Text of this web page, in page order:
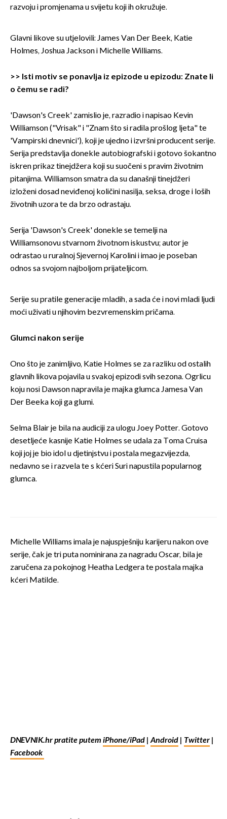
razvoju i promjenama u svijetu koji ih okružuje.
Glavni likove su utjelovili: James Van Der Beek, Katie
Holmes, Joshua Jackson i Michelle Williams.
>> Isti motiv se ponavlja iz epizode u epizodu: Znate li
o čemu se radi?
'Dawson's Creek' zamislio je, razradio i napisao Kevin
Williamson ("Vrisak" i "Znam što si radila prošlog ljeta" te
'Vampirski dnevnici'), koji je ujedno i izvršni producent serije.
Serija predstavlja donekle autobiografski i gotovo šokantno
iskren prikaz tinejdžera koji su suočeni s pravim životnim
pitanjima. Williamson smatra da su današnji tinejdžeri
izloženi dosad neviđenoj količini nasilja, seksa, droge i loših
životnih uzora te da brzo odrastaju.
Serija 'Dawson's Creek' donekle se temelji na
Williamsonovu stvarnom životnom iskustvu; autor je
odrastao u ruralnoj Sjevernoj Karolini i imao je poseban
odnos sa svojom najboljom prijateljicom.
Serije su pratile generacije mladih, a sada će i novi mladi ljudi
moći uživati u njihovim bezvremenskim pričama.
Glumci nakon serije
Ono što je zanimljivo, Katie Holmes se za razliku od ostalih
glavnih likova pojavila u svakoj epizodi svih sezona. Ogrlicu
koju nosi Dawson napravila je majka glumca Jamesa Van
Der Beeka koji ga glumi.
Selma Blair je bila na audiciji za ulogu Joey Potter. Gotovo
desetljeće kasnije Katie Holmes se udala za Toma Cruisa
koji joj je bio idol u djetinjstvu i postala megazvijezda,
nedavno se i razvela te s kćeri Suri napustila popularnog
glumca.
Michelle Williams imala je najuspješniju karijeru nakon ove
serije, čak je tri puta nominirana za nagradu Oscar, bila je
zaručena za pokojnog Heatha Ledgera te postala majka
kćeri Matilde.
DNEVNIK.hr pratite putem iPhone/iPad |Android | Twitter |
Facebook